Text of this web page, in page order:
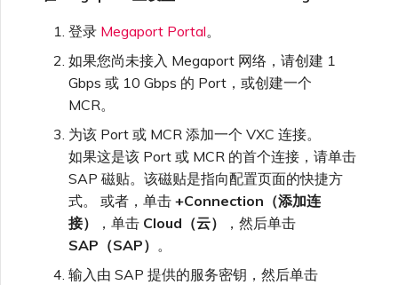
登录 Megaport Portal。
如果您尚未接入 Megaport 网络，请创建 1
Gbps 或 10 Gbps 的 Port，或创建一个
MCR。
为该 Port 或 MCR 添加一个 VXC 连接。
如果这是该 Port 或 MCR 的首个连接，请单击
SAP 磁贴。该磁贴是指向配置页面的快捷方
式。 或者，单击 +Connection（添加连
接）
，单击 Cloud（云）
，然后单击
SAP（SAP） 。
输入由 SAP 提供的服务密钥，然后单击